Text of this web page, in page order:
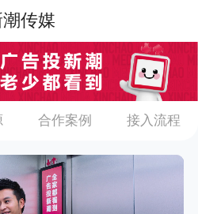
潮传媒
合作案例 接入流程